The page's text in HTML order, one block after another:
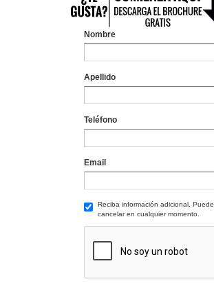
Nombre
Apellido
Teléfono
Email
Reciba información adicional. Puede
cancelar en cualquier momento.